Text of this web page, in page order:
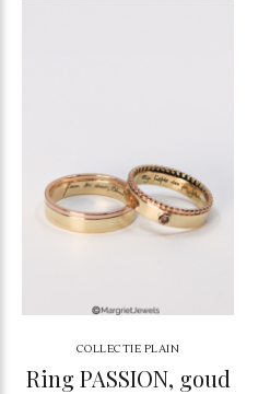
COLLECTIE PLAIN
Ring PASSION, goud